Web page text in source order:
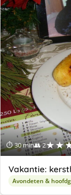
⏱ 30 min👥 2
Vakantie:
Avondeten &